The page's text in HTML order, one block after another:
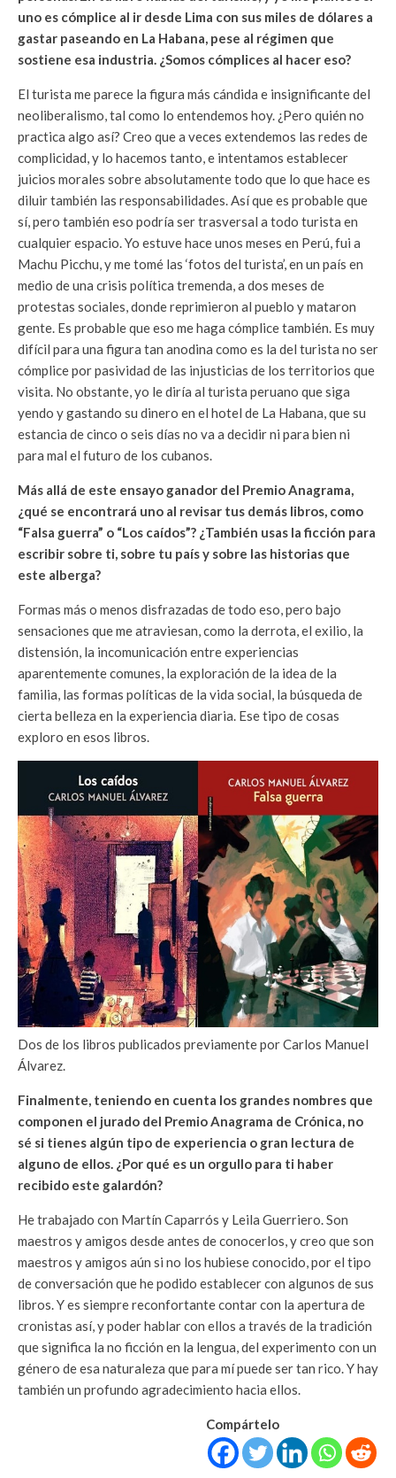
uno es cómplice al ir desde Lima con sus miles de dólares a
gastar paseando en La Habana, pese al régimen que
sostiene esa industria. ¿Somos cómplices al hacer eso?
El turista me parece la figura más cándida e insignificante del
neoliberalismo, tal como lo entendemos hoy. ¿Pero quién no
practica algo así? Creo que a veces extendemos las redes de
complicidad, y lo hacemos tanto, e intentamos establecer
juicios morales sobre absolutamente todo que lo que hace es
diluir también las responsabilidades. Así que es probable que
sí, pero también eso podría ser trasversal a todo turista en
cualquier espacio. Yo estuve hace unos meses en Perú, fui a
Machu Picchu, y me tomé las ‘fotos del turista’, en un país en
medio de una crisis política tremenda, a dos meses de
protestas sociales, donde reprimieron al pueblo y mataron
gente. Es probable que eso me haga cómplice también. Es muy
difícil para una figura tan anodina como es la del turista no ser
cómplice por pasividad de las injusticias de los territorios que
visita. No obstante, yo le diría al turista peruano que siga
yendo y gastando su dinero en el hotel de La Habana, que su
estancia de cinco o seis días no va a decidir ni para bien ni
para mal el futuro de los cubanos.
Más allá de este ensayo ganador del Premio Anagrama,
¿qué se encontrará uno al revisar tus demás libros, como
“Falsa guerra” o “Los caídos”? ¿También usas la ficción para
escribir sobre ti, sobre tu país y sobre las historias que
este alberga?
Formas más o menos disfrazadas de todo eso, pero bajo
sensaciones que me atraviesan, como la derrota, el exilio, la
distensión, la incomunicación entre experiencias
aparentemente comunes, la exploración de la idea de la
familia, las formas políticas de la vida social, la búsqueda de
cierta belleza en la experiencia diaria. Ese tipo de cosas
exploro en esos libros.
Dos de los libros publicados previamente por Carlos Manuel
Álvarez.
Finalmente, teniendo en cuenta los grandes nombres que
componen el jurado del Premio Anagrama de Crónica, no
sé si tienes algún tipo de experiencia o gran lectura de
alguno de ellos. ¿Por qué es un orgullo para ti haber
recibido este galardón?
He trabajado con Martín Caparrós y Leila Guerriero. Son
maestros y amigos desde antes de conocerlos, y creo que son
maestros y amigos aún si no los hubiese conocido, por el tipo
de conversación que he podido establecer con algunos de sus
libros. Y es siempre reconfortante contar con la apertura de
cronistas así, y poder hablar con ellos a través de la tradición
que significa la no ficción en la lengua, del experimento con un
género de esa naturaleza que para mí puede ser tan rico. Y hay
también un profundo agradecimiento hacia ellos.
Compártelo